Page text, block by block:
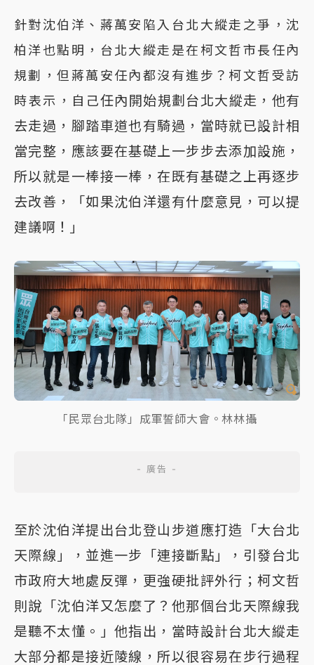
針對沈伯洋、蔣萬安陷入台北大縱走之爭，沈
柏洋也點明，台北大縱走是在柯文哲市長任內
規劃，但蔣萬安任內都沒有進步？柯文哲受訪
時表示，自己任內開始規劃台北大縱走，他有
去走過，腳踏車道也有騎過，當時就已設計相
當完整，應該要在基礎上一步步去添加設施，
所以就是一棒接一棒，在既有基礎之上再逐步
去改善，「如果沈伯洋還有什麼意見，可以提
建議啊！」
「民眾台北隊」成軍誓師大會。林林攝
至於沈伯洋提出台北登山步道應打造「大台北
天際線」，並進一步「連接斷點」，引發台北
市政府大地處反彈，更強硬批評外行；柯文哲
則說「沈伯洋又怎麼了？他那個台北天際線我
是聽不太懂。」他指出，當時設計台北大縱走
大部分都是接近陵線，所以很容易在步行過程